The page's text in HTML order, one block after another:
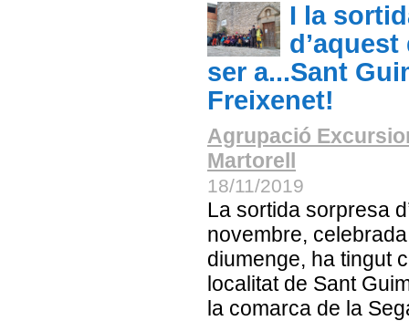
I la
ser a...Sant
Freixenet!
Agrupació
Martorell
18/11/2019
La sortida sorpresa
novembre,
diumenge, ha tingut
localitat de Sant
la comarca de la